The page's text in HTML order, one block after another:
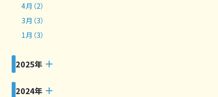
4月（2）
3月（3）
1月（3）
2025年
2024年